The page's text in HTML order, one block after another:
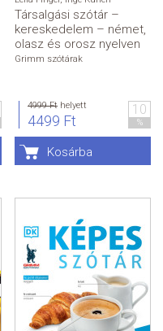
Társalgási szótár –
kereskedelem – német,
olasz és orosz nyelven
Grimm szótárak
4999 Ft helyett
4499 Ft
10
%
Kosárba